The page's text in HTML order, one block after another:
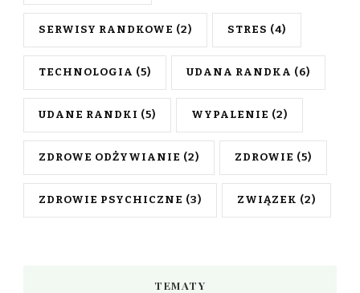
SERWISY RANDKOWE (2) STRES (4)
TECHNOLOGIA (5) UDANA RANDKA (6)
UDANE RANDKI (5) WYPALENIE (2)
ZDROWE ODŻYWIANIE (2) ZDROWIE (5)
ZDROWIE PSYCHICZNE (3) ZWIĄZEK (2)
TEMATY